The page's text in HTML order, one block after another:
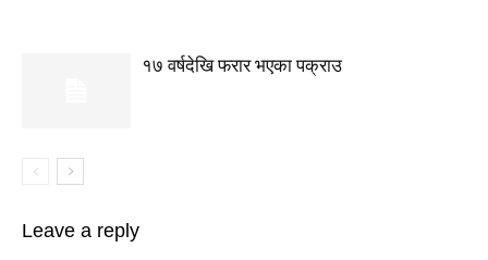
१७ वर्षदेखि फरार भएका पक्राउ
Leave a reply